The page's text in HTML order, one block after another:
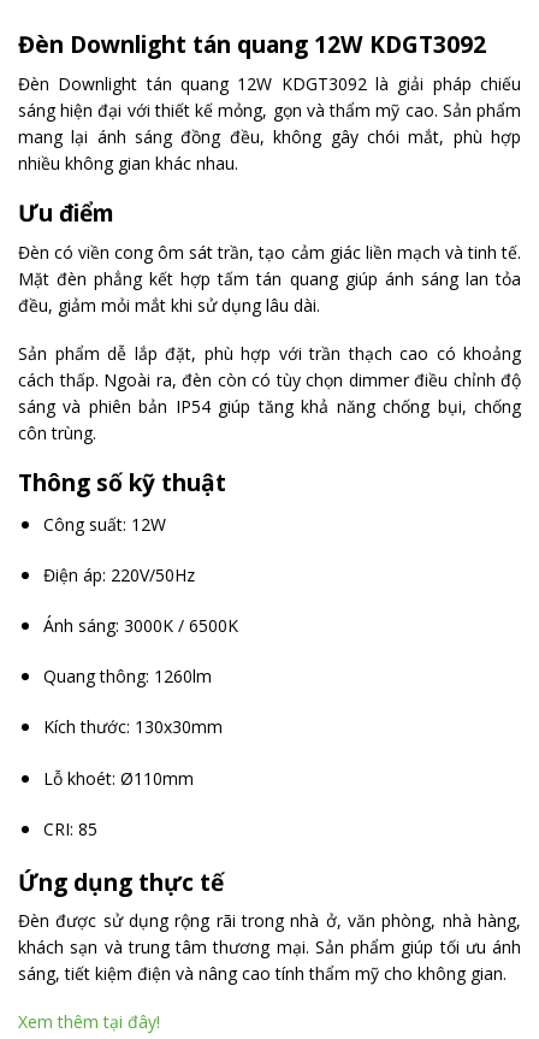
Đèn Downlight tán quang 12W KDGT3092
Đèn Downlight tán quang 12W KDGT3092 là giải pháp chiếu
sáng hiện đại với thiết kế mỏng, gọn và thẩm mỹ cao. Sản phẩm
mang lại ánh sáng đồng đều, không gây chói mắt, phù hợp
nhiều không gian khác nhau.
Ưu điểm
Đèn có viền cong ôm sát trần, tạo cảm giác liền mạch và tinh tế.
Mặt đèn phẳng kết hợp tấm tán quang giúp ánh sáng lan tỏa
đều, giảm mỏi mắt khi sử dụng lâu dài.
Sản phẩm dễ lắp đặt, phù hợp với trần thạch cao có khoảng
cách thấp. Ngoài ra, đèn còn có tùy chọn dimmer điều chỉnh độ
sáng và phiên bản IP54 giúp tăng khả năng chống bụi, chống
côn trùng.
Thông số kỹ thuật
Công suất: 12W
Điện áp: 220V/50Hz
Ánh sáng: 3000K / 6500K
Quang thông: 1260lm
Kích thước: 130x30mm
Lỗ khoét: Ø110mm
CRI: 85
Ứng dụng thực tế
Đèn được sử dụng rộng rãi trong nhà ở, văn phòng, nhà hàng,
khách sạn và trung tâm thương mại. Sản phẩm giúp tối ưu ánh
sáng, tiết kiệm điện và nâng cao tính thẩm mỹ cho không gian.
Xem thêm tại đây!